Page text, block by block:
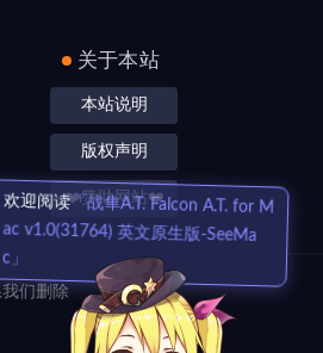
关于本站
本站说明
版权声明
❤️赞助网站❤️
们删除